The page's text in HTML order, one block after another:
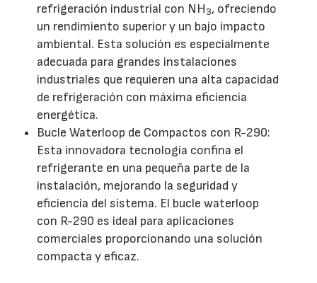
refrigeración industrial con NH3, ofreciendo
un rendimiento superior y un bajo impacto
ambiental. Esta solución es especialmente
adecuada para grandes instalaciones
industriales que requieren una alta capacidad
de refrigeración con máxima eficiencia
energética.
Bucle Waterloop de Compactos con R-290:
Esta innovadora tecnología confina el
refrigerante en una pequeña parte de la
instalación, mejorando la seguridad y
eficiencia del sistema. El bucle waterloop
con R-290 es ideal para aplicaciones
comerciales proporcionando una solución
compacta y eficaz.